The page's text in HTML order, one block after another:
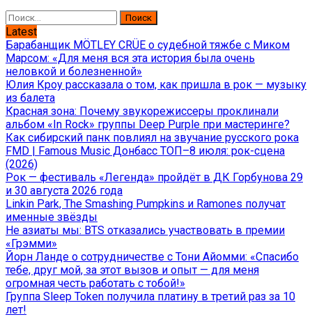
Найти:
Latest
Барабанщик MÖTLEY CRÜE о судебной тяжбе с Миком
Марсом: «Для меня вся эта история была очень
неловкой и болезненной»
Юлия Кроу рассказала о том, как пришла в рок — музыку
из балета
Красная зона: Почему звукорежиссеры проклинали
альбом «In Rock» группы Deep Purple при мастеринге?
Как сибирский панк повлиял на звучание русского рока
FMD | Famous Music Донбасс ТОП–8 июля: рок-сцена
(2026)
Рок — фестиваль «Легенда» пройдёт в ДК Горбунова 29
и 30 августа 2026 года
Linkin Park, The Smashing Pumpkins и Ramones получат
именные звёзды
Не азиаты мы: BTS отказались участвовать в премии
«Грэмми»
Йорн Ланде о сотрудничестве с Тони Айомми: «Спасибо
тебе, друг мой, за этот вызов и опыт — для меня
огромная честь работать с тобой!»
Группа Sleep Token получила платину в третий раз за 10
лет!